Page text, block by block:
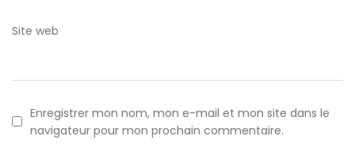
Site web
Enregistrer mon nom, mon e-mail et mon site dans le
navigateur pour mon prochain commentaire.